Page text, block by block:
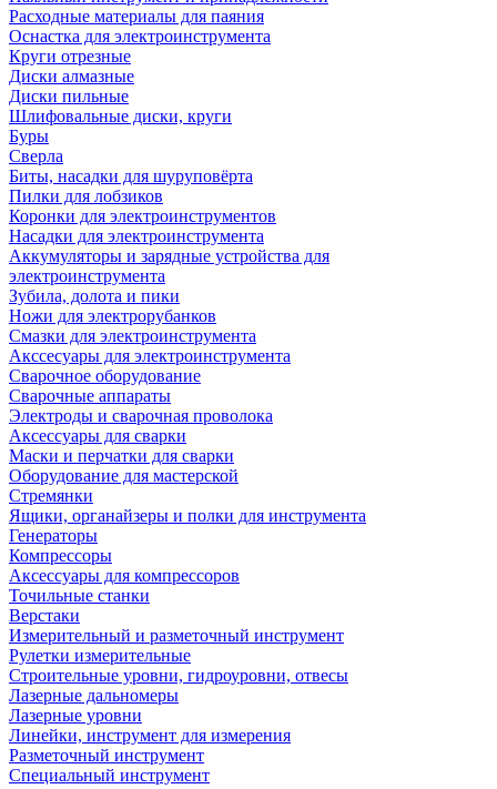
Расходные материалы для паяния
Оснастка для электроинструмента
Круги отрезные
Диски алмазные
Диски пильные
Шлифовальные диски, круги
Буры
Сверла
Биты, насадки для шуруповёрта
Пилки для лобзиков
Коронки для электроинструментов
Насадки для электроинструмента
Аккумуляторы и зарядные устройства для
электроинструмента
Зубила, долота и пики
Ножи для электрорубанков
Смазки для электроинструмента
Акссесуары для электроинструмента
Сварочное оборудование
Сварочные аппараты
Электроды и сварочная проволока
Аксессуары для сварки
Маски и перчатки для сварки
Оборудование для мастерской
Стремянки
Ящики, органайзеры и полки для инструмента
Генераторы
Компрессоры
Аксессуары для компрессоров
Точильные станки
Верстаки
Измерительный и разметочный инструмент
Рулетки измерительные
Строительные уровни, гидроуровни, отвесы
Лазерные дальномеры
Лазерные уровни
Линейки, инструмент для измерения
Разметочный инструмент
Специальный инструмент